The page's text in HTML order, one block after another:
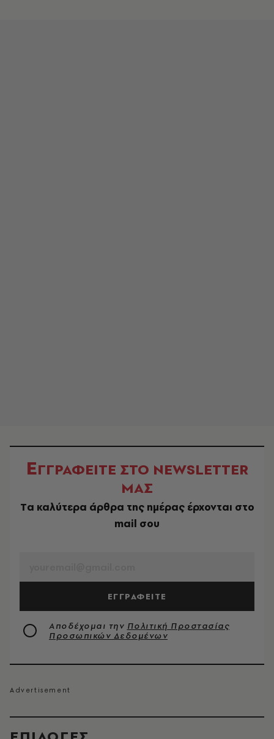
ΕΓΓΡΑΦΕΙΤΕ ΣΤΟ NEWSLETTER
ΜΑΣ
Tα καλύτερα άρθρα της ημέρας έρχονται στο
mail σου
ΕΓΓΡΑΦΕΙΤΕ
Αποδέχομαι την Πολιτική Προστασίας
Προσωπικών Δεδομένων